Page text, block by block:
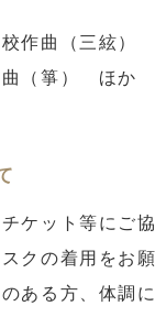
作曲（三絃）
曲（箏） ほか
ケット等にご
クの着用をお願
ある方、体調